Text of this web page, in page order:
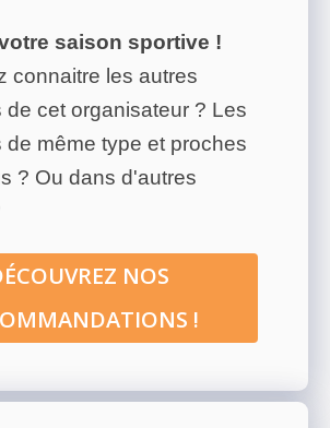
saison sportive !
connaitre les autres
de cet organisateur ? Les
de même type et proches
? Ou dans d'autres
NOS
!